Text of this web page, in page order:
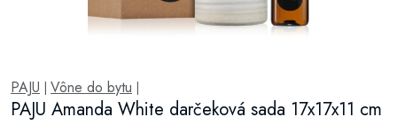
PAJU Vône do bytu
PAJU Amanda White darčeková sada 17x17x11 cm